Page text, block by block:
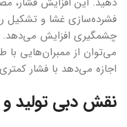
فشرده‌سازی غشا و تشکیل
چشمگیری افزایش می‌دهد.
می‌توان از ممبران‌هایی با
اجازه می‌دهد با فشار
نقش دبی تولید و